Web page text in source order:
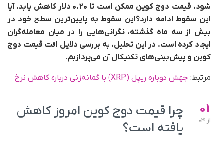
شود، قیمت دوج کوین ممکن است تا ۰.۲۰ دلار کاهش یابد. آیا
این سقوط ادامه دارد؟این سقوط به پایین‌ترین سطح خود در
بیش از سه ماه گذشته، نگرانی‌هایی را در میان معامله‌گران
ایجاد کرده است. در این تحلیل، به بررسی دلایل افت قیمت دوج
کوین و پیش‌بینی‌های تکنیکال آن می‌پردازیم.
مرتبط: جهش دوباره ریپل (XRP) با گمانه‌زنی درباره کاهش نرخ
01
از
چرا قیمت دوج کوین امروز کاهش
یافته است؟